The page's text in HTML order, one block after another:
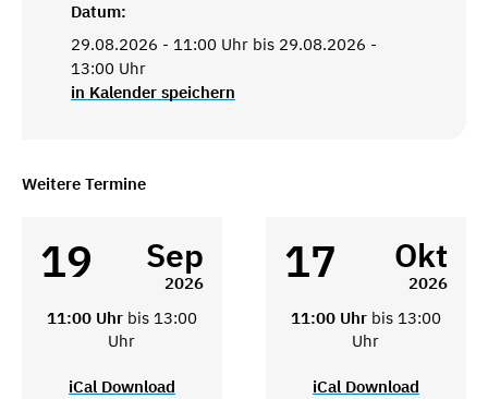
Datum:
29.08.2026 - 11:00 Uhr bis 29.08.2026 -
13:00 Uhr
in Kalender speichern
Weitere Termine
19 Sep
2026
11:00 Uhr bis 13:00
Uhr
iCal Download
17 Okt
2026
11:00 Uhr bis 13:00
Uhr
iCal Download